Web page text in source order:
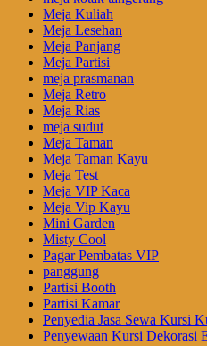
Meja Kuliah
Meja Lesehan
Meja Panjang
Meja Partisi
meja prasmanan
Meja Retro
Meja Rias
meja sudut
Meja Taman
Meja Taman Kayu
Meja Test
Meja VIP Kaca
Meja Vip Kayu
Mini Garden
Misty Cool
Pagar Pembatas VIP
panggung
Partisi Booth
Partisi Kamar
Penyedia Jasa Sewa Kursi
Penyewaan Kursi Dekorasi